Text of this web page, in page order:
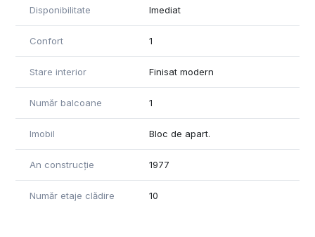
Disponibilitate Imediat
Confort 1
Stare interior Finisat modern
Număr balcoane 1
Imobil Bloc de apart.
An construcție 1977
Număr etaje clădire 10